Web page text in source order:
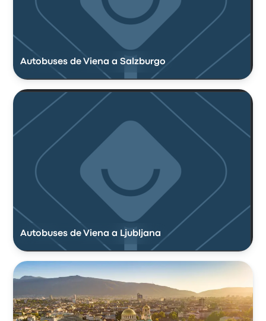
Autobuses de Viena a Salzburgo
Autobuses de Viena a Ljubljana